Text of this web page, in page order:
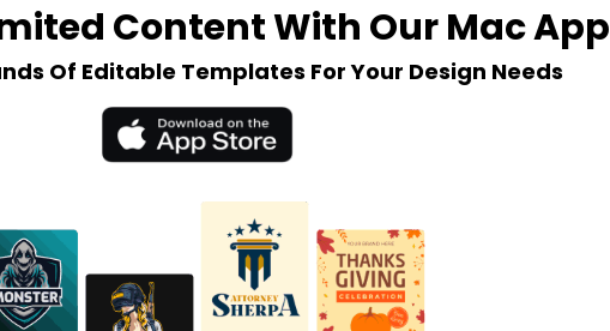
Content With Our Mac App
Of Editable Templates For Your Design Needs